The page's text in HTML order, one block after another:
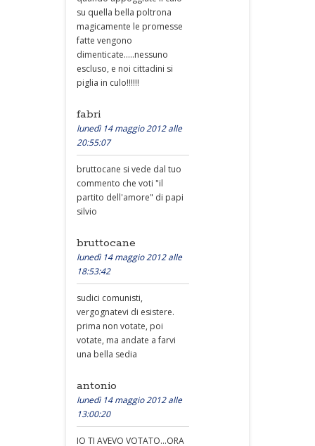
su quella bella poltrona
magicamente le promesse
fatte vengono
dimenticate.....nessuno
escluso, e noi cittadini si
piglia in culo!!!!!!
fabri
lunedì 14 maggio 2012 alle
20:55:07
bruttocane si vede dal tuo
commento che voti "il
partito dell'amore" di papi
silvio
bruttocane
lunedì 14 maggio 2012 alle
18:53:42
sudici comunisti,
vergognatevi di esistere.
prima non votate, poi
votate, ma andate a farvi
una bella sedia
antonio
lunedì 14 maggio 2012 alle
13:00:20
IO TI AVEVO VOTATO...ORA